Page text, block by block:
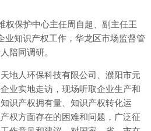
权保护中心主任周自超、副主任王
业知识产权工作，华龙区市场监督管
陪同调研。
地人环保科技有限公司、濮阳市元
业实地走访，现场听取企业生产和
识产权拥有量、知识产权转化运
权方面存在的困难和问题，广泛征